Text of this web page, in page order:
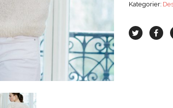
Kategorier: